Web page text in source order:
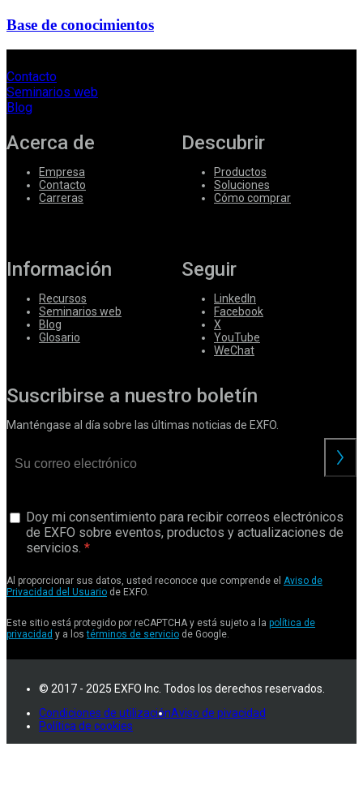
Base de conocimientos
Contacto
Seminarios web
Blog
Acerca de
Empresa
Contacto
Carreras
Descubrir
Productos
Soluciones
Cómo comprar
Información
Recursos
Seminarios web
Blog
Glosario
Seguir
LinkedIn
Facebook
X
YouTube
WeChat
Suscribirse a nuestro boletín
Manténgase al día sobre las últimas noticias de EXFO.
Doy mi consentimiento para recibir correos electrónicos
de EXFO sobre eventos, productos y actualizaciones de
servicios.
Al proporcionar sus datos, usted reconoce que comprende el Aviso de
Privacidad del Usuario de EXFO.
Este sitio está protegido por reCAPTCHA y está sujeto a la política de
privacidad y a lostérminos de servicio de Google.
© 2017 - 2025 EXFO Inc. Todos los derechos reservados.
Condiciones de utilizaciónAviso de pivacidad
Política de cookies